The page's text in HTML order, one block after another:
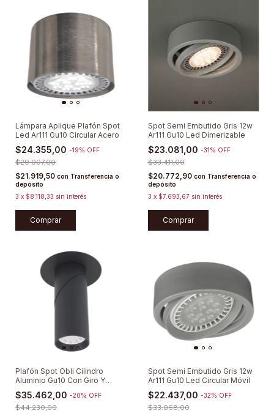
Lámpara Aplique Plafón Spot
Led Ar111 Gu10 Circular Acero
$24.355,00 -19% OFF
$29.907,00
$21.919,50 con Transferencia o
depósito
3 x $8.118,33 sin interés
Comprar
Spot Semi Embutido Gris 12w
Ar111 Gu10 Led Dimerizable
$23.081,00 -31% OFF
$33.411,00
$20.772,90 con Transferencia o
depósito
3 x $7.693,67 sin interés
Comprar
Plafón Spot Obli Cilindro
Aluminio Gu10 Con Giro Y
Tapaboca
$35.462,00 -20% OFF
$44.230,00
Spot Semi Embutido Gris 12w
Ar111 Gu10 Led Circular Móvil
$22.437,00 -32% OFF
$33.068,00